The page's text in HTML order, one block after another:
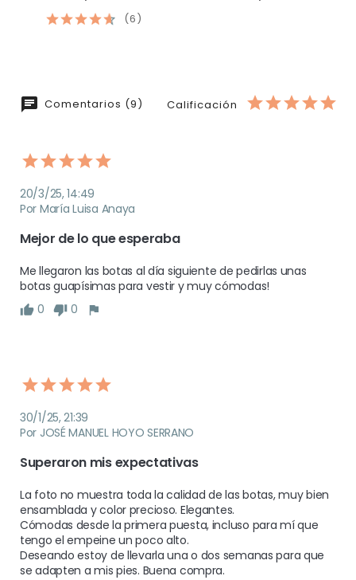
(6)
Comentarios (9) Calificación
20/3/25, 14:49
Por María Luisa Anaya
Mejor de lo que esperaba
Me llegaron las botas al día siguiente de pedirlas unas
botas guapísimas para vestir y muy cómodas!
0
0
30/1/25, 21:39
Por JOSÉ MANUEL HOYO SERRANO
Superaron mis expectativas
La foto no muestra toda la calidad de las botas, muy bien
ensamblada y color precioso. Elegantes.
Cómodas desde la primera puesta, incluso para mí que
tengo el empeine un poco alto.
Deseando estoy de llevarla una o dos semanas para que
se adapten a mis pies. Buena compra.